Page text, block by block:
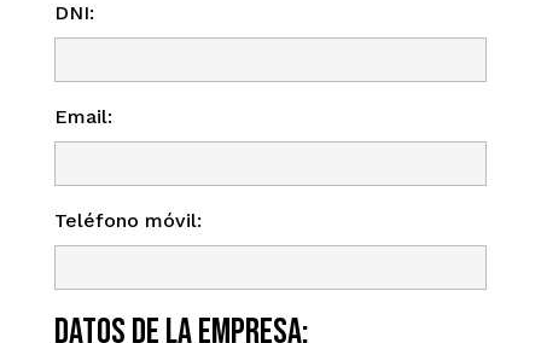
DNI:
Email:
Teléfono móvil:
Datos de la empresa: